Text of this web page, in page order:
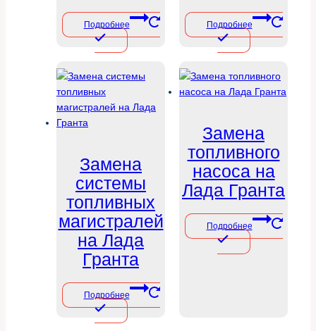
Подробнее Подробнее
Замена
системы
топливных
магистралей
на Лада
Гранта
Подробнее
Замена
топливного
насоса на
Лада Гранта
Подробнее